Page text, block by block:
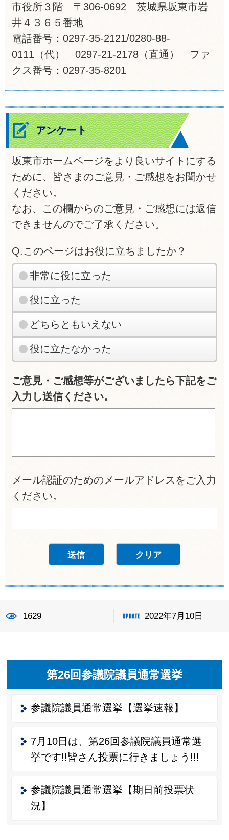
市役所３階 〒306-0692 茨城県坂東市岩
井４３６５番地
電話番号：0297-35-2121/0280-88-
0111（代） 0297-21-2178（直通） ファ
クス番号：0297-35-8201
アンケート
坂東市ホームページをより良いサイトにする
ために、皆さまのご意見・ご感想をお聞かせ
ください。
なお、この欄からのご意見・ご感想には返信
できませんのでご了承ください。
Q.このページはお役に立ちましたか？
非常に役に立った
役に立った
どちらともいえない
役に立たなかった
ご意見・ご感想等がございましたら下記をご
入力し送信ください。
メール認証のためのメールアドレスをご入力
ください。
1629 2022年7月10日
第26回参議院議員通常選挙
参議院議員通常選挙【選挙速報】
7月10日は、第26回参議院議員通常選
挙です!!皆さん投票に行きましょう!!!
参議院議員通常選挙【期日前投票状
況】